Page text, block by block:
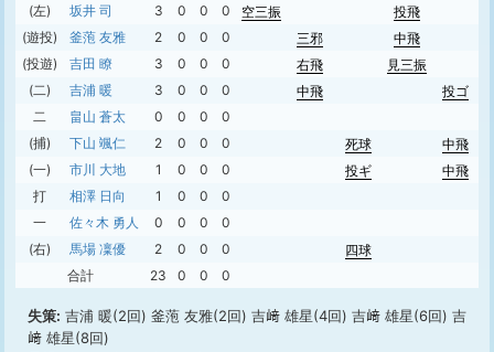
(左)
坂井 司 3 0 0 0 空三振
投飛
(遊投)
釜萢 友雅 2 0 0 0 三邪
中飛
(投遊)
吉田 瞭 3 0 0 0 右飛
見三振
(二)
吉浦 暖 3 0 0 0 中飛
投ゴ
二
畠山 蒼太 0 0 0
0
(捕)
下山 颯仁 2 0 0 0 死球
中飛
(一)
市川 大地 1 0 0 0 投ギ
中飛
打
相澤 日向 1 0 0
0
一
佐々木 勇人 0 0 0
0
(右)
馬場 凜優 2 0 0 0 四球
合計
23 0 0 0
失策: 吉浦 暖(2回) 釜萢 友雅(2回) 吉﨑 雄星(4回) 吉﨑 雄星(6回) 吉
﨑 雄星(8回)